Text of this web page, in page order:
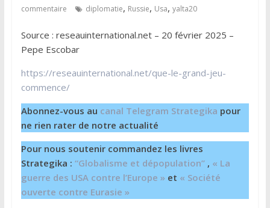
commentaire
diplomatie, Russie, Usa, yalta20
Source : reseauinternational.net – 20 février 2025 –
Pepe Escobar
https://reseauinternational.net/que-le-grand-jeu-
commence/
Abonnez-vous au canal Telegram Strategika pour
ne rien rater de notre actualité
Pour nous soutenir commandez les livres
Strategika : “Globalisme et dépopulation”, « La
guerre des USA contre l’Europe » et « Société
ouverte contre Eurasie »